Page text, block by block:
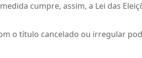
cumpre, assim, a Lei das
o título cancelado ou irregular